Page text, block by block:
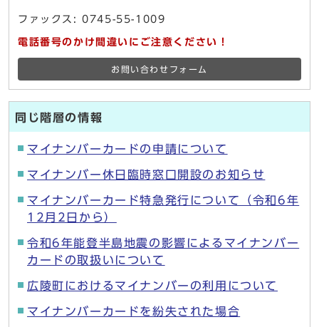
ファックス: 0745-55-1009
電話番号のかけ間違いにご注意ください！
お問い合わせフォーム
同じ階層の情報
マイナンバーカードの申請について
マイナンバー休日臨時窓口開設のお知らせ
マイナンバーカード特急発行について（令和6年
12月2日から）
令和6年能登半島地震の影響によるマイナンバー
カードの取扱いについて
広陵町におけるマイナンバーの利用について
マイナンバーカードを紛失された場合